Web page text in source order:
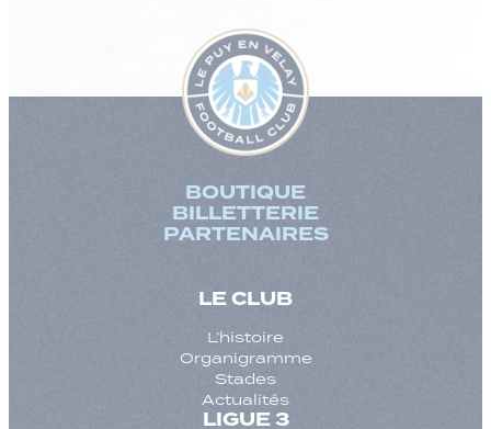
BOUTIQUE
BILLETTERIE
PARTENAIRES
LE CLUB
L’histoire
Organigramme
Stades
Actualités
LIGUE 3